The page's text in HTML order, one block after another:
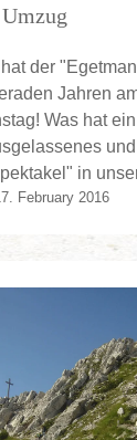
der
Jahren
Was hat
in
February 2016